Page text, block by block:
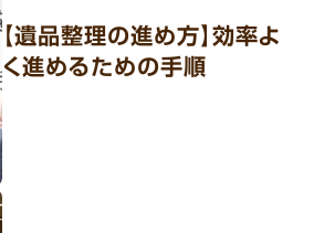
【遺品整理の進め方】効率よ
く進めるための手順